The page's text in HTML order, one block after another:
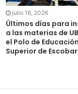
julio 16, 2026
Últimos días para
a las materias de
el Polo de Educación
Superior de Escobar